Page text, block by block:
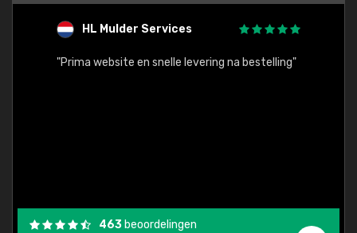
HL Mulder Services
"Prima website en snelle levering na bestelling"
463 beoordelingen